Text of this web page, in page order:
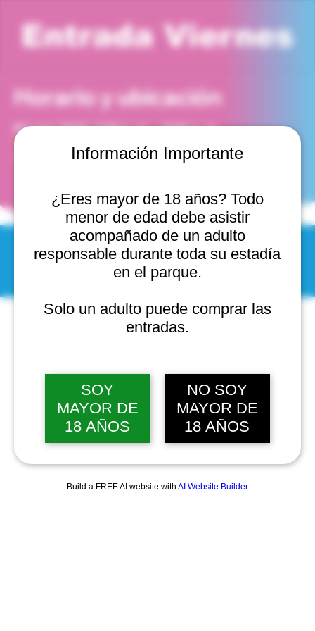
Información Importante
¿Eres mayor de 18 años? Todo
menor de edad debe asistir
acompañado de un adulto
responsable durante toda su estadía
en el parque.
Solo un adulto puede comprar las
entradas.
SOY
MAYOR DE
18 AÑOS
NO SOY
MAYOR DE
18 AÑOS
Build a FREE AI website with AI Website Builder
Entrada Viernes
Horario y ubicación
03 may 2030, 7:00 p. m. – 8:00 p. m.
Viña del Mar, Cam. Internacional 2440, 2541754 Viña
del Mar, Valparaíso, Chile